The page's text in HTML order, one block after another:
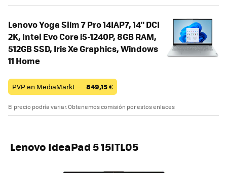
Lenovo Yoga Slim 7 Pro 14IAP7, 14" DCI
2K, Intel Evo Core i5-1240P, 8GB RAM,
512GB SSD, Iris Xe Graphics, Windows
11 Home
PVP en MediaMarkt — 849,15€
El precio podría variar. Obtenemos comisión por estos enlaces
Lenovo IdeaPad 5 15ITL05